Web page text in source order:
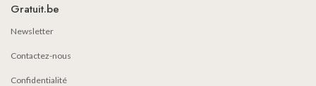
Gratuit.be
Newsletter
Contactez-nous
Confidentialité